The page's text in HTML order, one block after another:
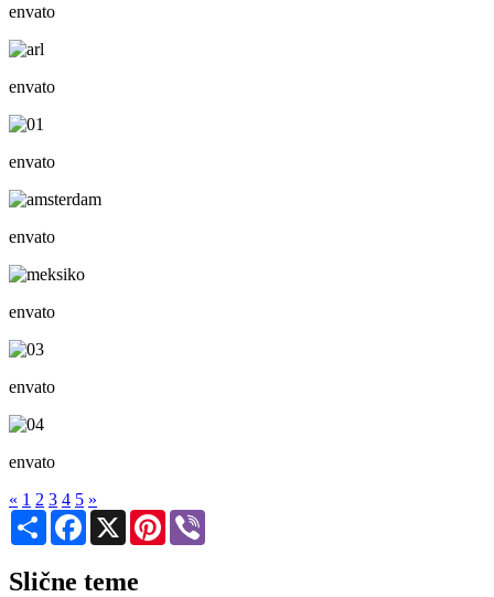
envato
envato
envato
envato
envato
envato
envato
« 1 2 3 4 5 »
Share Facebook
X Pinterest
Slične teme